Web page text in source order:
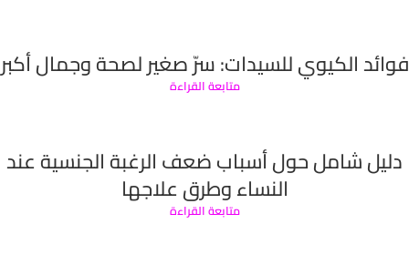
فوائد الكيوي للسيدات: سرّ صغير لصحة وجمال أكبر
متابعة القراءة
دليل شامل حول أسباب ضعف الرغبة الجنسية عند
النساء وطرق علاجها
متابعة القراءة